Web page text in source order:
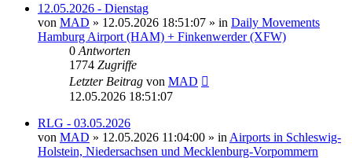
12.05.2026 - Dienstag
von MAD » 12.05.2026 18:51:07 » in Daily Movements
Hamburg Airport (HAM) + Finkenwerder (XFW)
0 Antworten
1774 Zugriffe
Letzter Beitrag von MAD
12.05.2026 18:51:07
RLG - 03.05.2026
von MAD » 12.05.2026 11:04:00 » in Airports in Schleswig-
Holstein, Niedersachsen und Mecklenburg-Vorpommern